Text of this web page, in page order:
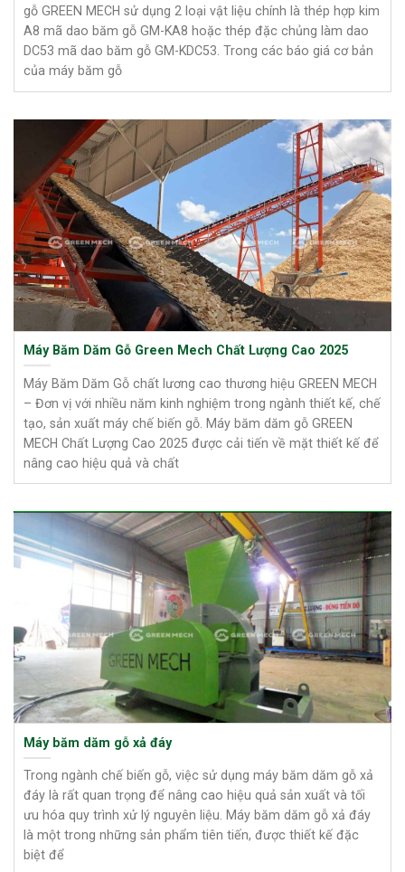
gỗ GREEN MECH sử dụng 2 loại vật liệu chính là thép hợp kim
A8 mã dao băm gỗ GM-KA8 hoặc thép đặc chủng làm dao
DC53 mã dao băm gỗ GM-KDC53. Trong các báo giá cơ bản
của máy băm gỗ
Máy Băm Dăm Gỗ Green Mech Chất Lượng Cao 2025
Máy Băm Dăm Gỗ chất lương cao thương hiệu GREEN MECH
– Đơn vị với nhiều năm kinh nghiệm trong ngành thiết kế, chế
tạo, sản xuất máy chế biến gỗ. Máy băm dăm gỗ GREEN
MECH Chất Lượng Cao 2025 được cải tiến về mặt thiết kế để
nâng cao hiệu quả và chất
Máy băm dăm gỗ xả đáy
Trong ngành chế biến gỗ, việc sử dụng máy băm dăm gỗ xả
đáy là rất quan trọng để nâng cao hiệu quả sản xuất và tối
ưu hóa quy trình xử lý nguyên liệu. Máy băm dăm gỗ xả đáy
là một trong những sản phẩm tiên tiến, được thiết kế đặc
biệt để